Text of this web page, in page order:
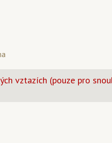
vztazích (pouze pro